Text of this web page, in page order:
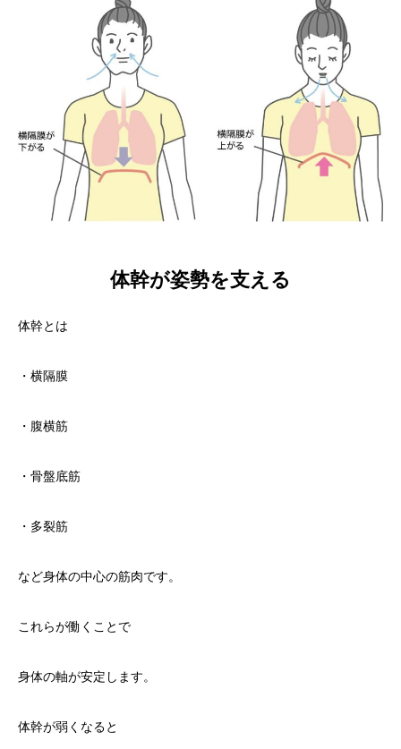
体幹が姿勢を支える
体幹とは
・横隔膜
・腹横筋
・骨盤底筋
・多裂筋
など身体の中心の筋肉です。
これらが働くことで
身体の軸が安定します。
体幹が弱くなると